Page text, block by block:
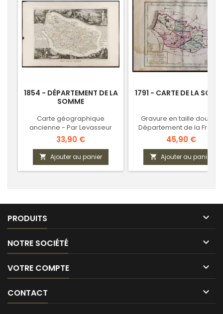
1854 - DÉPARTEMENT DE LA
SOMME
Carte géographique
ancienne - Par Levasseur
Prix
33,90 €
 Ajouter au panier
1791 - CARTE DE LA
Gravure en taille douce -
Département de la
révolutionnaire
Prix
45,90 €
 Ajouter au panier
PRODUITS 
NOTRE SOCIÉTÉ 
VOTRE COMPTE 
CONTACT 